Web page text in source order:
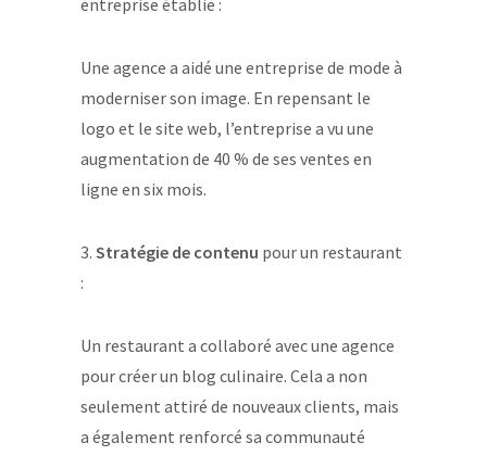
entreprise établie :
Une agence a aidé une entreprise de mode à
moderniser son image. En repensant le
logo et le site web, l’entreprise a vu une
augmentation de 40 % de ses ventes en
ligne en six mois.
3. Stratégie de contenu pour un restaurant
:
Un restaurant a collaboré avec une agence
pour créer un blog culinaire. Cela a non
seulement attiré de nouveaux clients, mais
a également renforcé sa communauté